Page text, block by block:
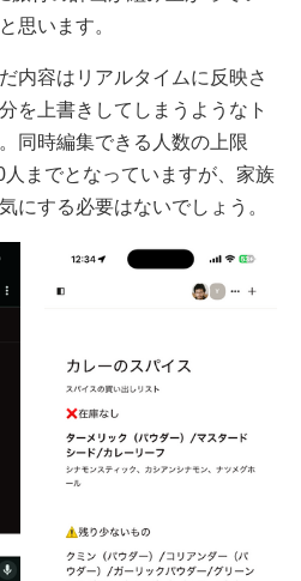
思います。
内容はリアルタイムに反映さ
を上書きしてしまうようなト
同時編集できる人数の上限
までとなっていますが、家族
にする必要はないでしょう。